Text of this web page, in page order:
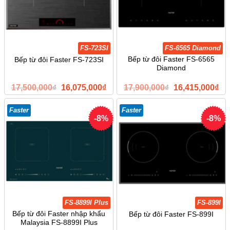
FS-723SI
Bếp từ đôi Faster FS-723SI
17,500,000₫ Giá
gốc
17,500,000₫.
16,075,000₫Giá
hiện
tại
là:
16,075,000₫.
FS-6565 Diamond
Bếp từ đôi Faster FS-6565
Diamond
17,900,000₫ Giá
gốc
17,900,000₫.
16,415,000₫Giá
tại
là:
-8%
Faster
FS-8899I Plus
Bếp từ đôi Faster nhập khẩu
Malaysia FS-8899I Plus
-8%
Faster
FS-899I
Bếp từ đôi Faster FS-899I